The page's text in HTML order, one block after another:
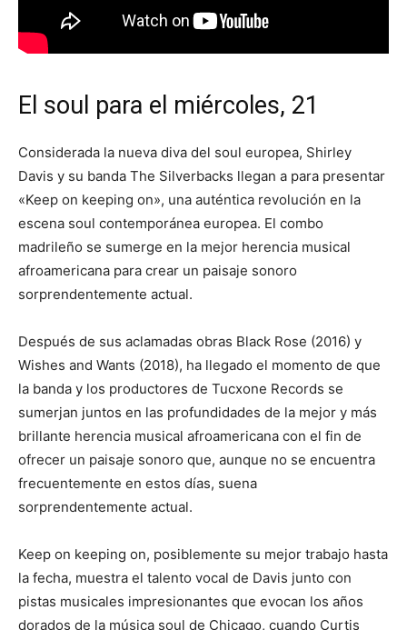
El soul para el miércoles, 21
Considerada la nueva diva del soul europea, Shirley
Davis y su banda The Silverbacks llegan a para presentar
«Keep on keeping on», una auténtica revolución en la
escena soul contemporánea europea. El combo
madrileño se sumerge en la mejor herencia musical
afroamericana para crear un paisaje sonoro
sorprendentemente actual.
Después de sus aclamadas obras Black Rose (2016) y
Wishes and Wants (2018), ha llegado el momento de que
la banda y los productores de Tucxone Records se
sumerjan juntos en las profundidades de la mejor y más
brillante herencia musical afroamericana con el fin de
ofrecer un paisaje sonoro que, aunque no se encuentra
frecuentemente en estos días, suena
sorprendentemente actual.
Keep on keeping on, posiblemente su mejor trabajo hasta
la fecha, muestra el talento vocal de Davis junto con
pistas musicales impresionantes que evocan los años
dorados de la música soul de Chicago, cuando Curtis